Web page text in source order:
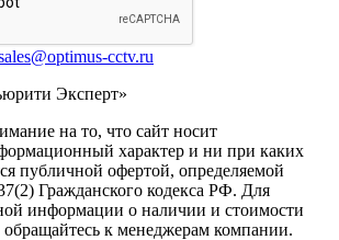
cctv.ru
Эксперт»
на то, что сайт носит
характер и ни при каких
публичной офертой, определяемой
Гражданского кодекса РФ. Для
информации о наличии и стоимости
обращайтесь к менеджерам компании.